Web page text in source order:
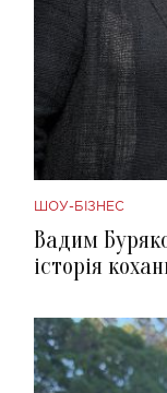
ШОУ-БІЗНЕС
Вадим
історія